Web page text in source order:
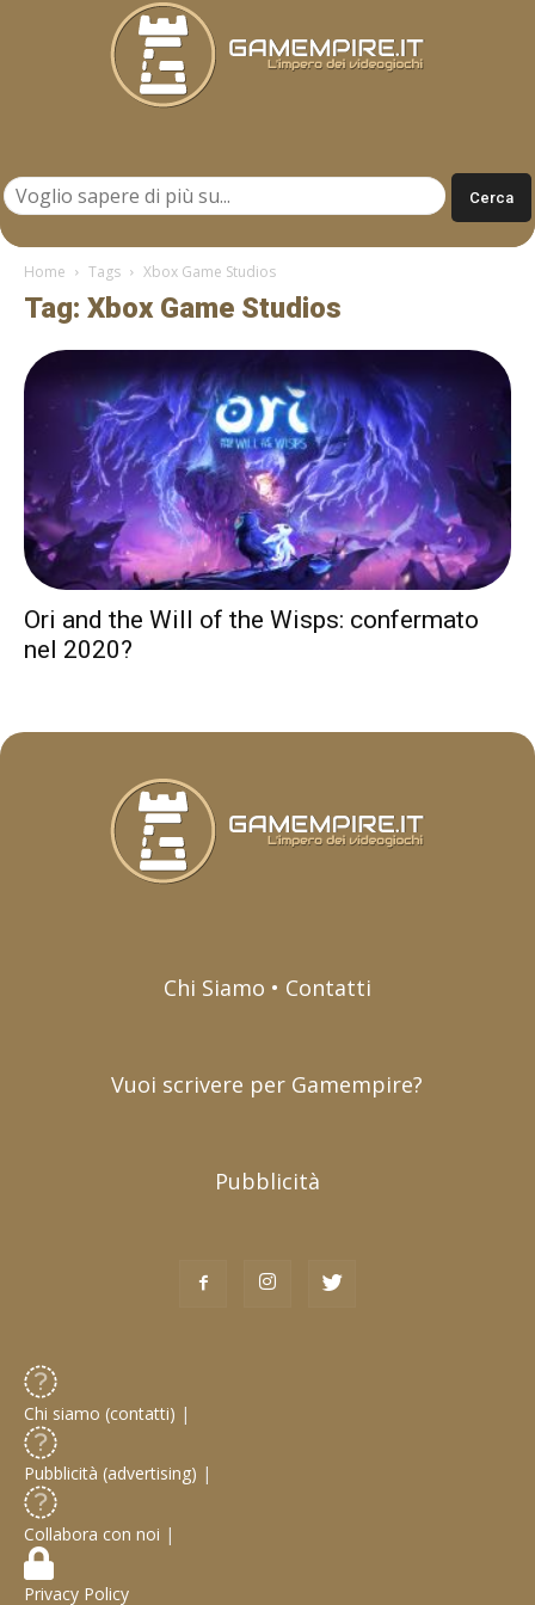
Home Tags Xbox Game Studios
Tag: Xbox Game Studios
Ori and the Will of the Wisps: confermato
nel 2020?
Chi Siamo • Contatti
Vuoi scrivere per Gamempire?
Pubblicità
Chi siamo (contatti) |
Pubblicità (advertising) |
Collabora con noi |
Privacy Policy